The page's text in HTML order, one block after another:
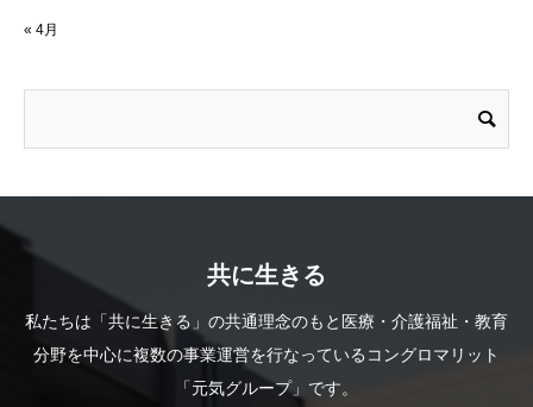
« 4月
共に生きる
私たちは「共に生きる」の共通理念のもと医療・介護福祉・教育
分野を中心に複数の事業運営を行なっているコングロマリット
「元気グループ」です。